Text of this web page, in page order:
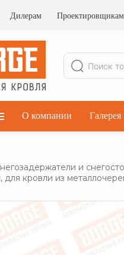
Дилерам Проектировщикам
парапетные
О компании Галерея
и
для кровли из